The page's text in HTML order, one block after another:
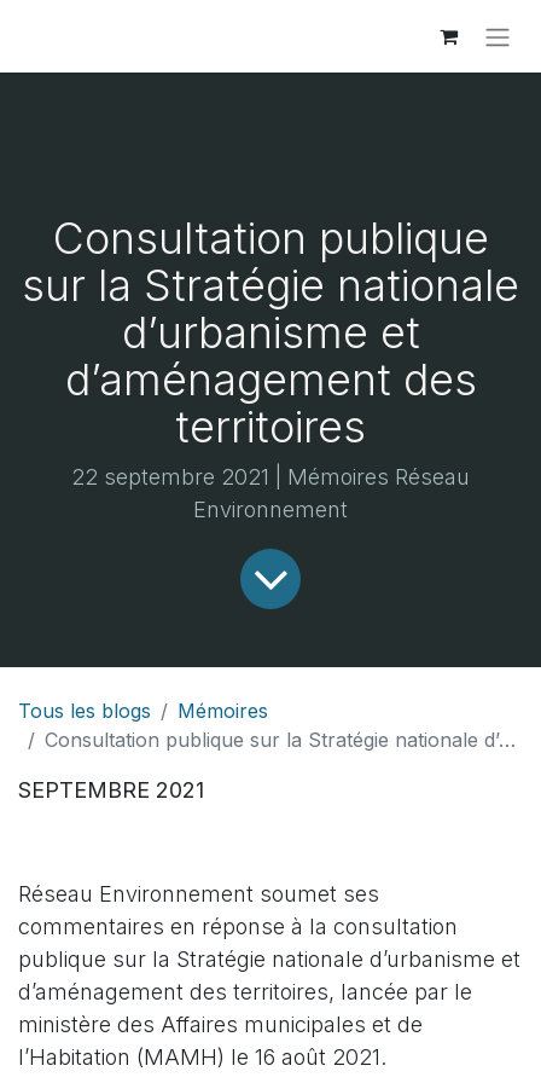
Consultation publique
sur la Stratégie nationale
d’urbanisme et
d’aménagement des
territoires
22 septembre 2021 | Mémoires Réseau
Environnement
Tous les blogs
Mémoires
Consultation publique sur la Stratégie nationale d’urbanisme et d’aménagement des territoires
SEPTEMBRE 2021
Réseau Environnement soumet ses
commentaires en réponse à la consultation
publique sur la Stratégie nationale d’urbanisme et
d’aménagement des territoires, lancée par le
ministère des Affaires municipales et de
l’Habitation (MAMH) le 16 août 2021.